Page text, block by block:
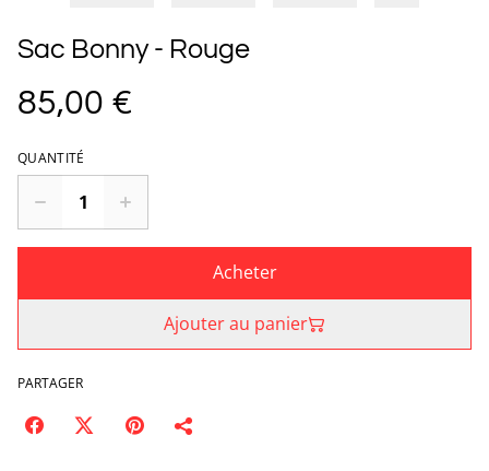
Sac Bonny - Rouge
85,00 €
QUANTITÉ
Acheter
Ajouter au panier
PARTAGER